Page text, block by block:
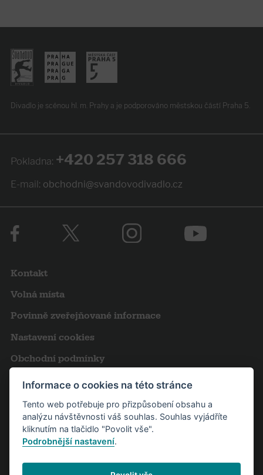
Divadlo je scénou hl. m. Prahy a je podporováno městskou částí Praha 5.
Pokladna: +420 257 318 666
E-mail: obchodni@svandovodivadlo.cz
Kontakt
Volná místa
Povinně zveřejňované informace
Nastavení cookies
Obchodní podmínky
Výroční zprávy
Pro novináře
Partneři
Návštěvní řád
Informace o cookies na této stránce
Tento web potřebuje pro přizpůsobení obsahu a
analýzu návštěvnosti váš souhlas. Souhlas vyjádříte
kliknutím na tlačidlo "Povolit vše".
Podrobnější nastavení.